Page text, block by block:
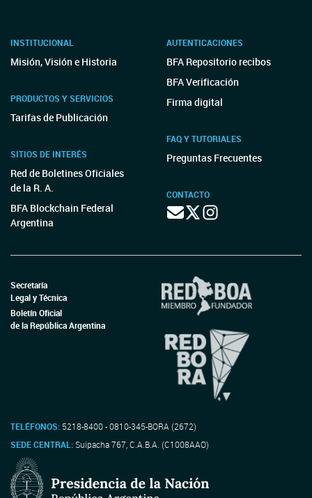
INSTITUCIONAL
Misión, Visión e Historia
PRODUCTOS Y SERVICIOS
Tarifas de Publicación
SITIOS DE INTERÉS
Red de Boletines Oficiales
de la R. A.
BFA Blockchain Federal
Argentina
AUTENTICACIONES
BFA Repositorio recibos
BFA Verificación
Firma digital
FAQ Y TUTORIALES
Preguntas Frecuentes
CONTACTO
Secretaría
Legal y Técnica
Boletín Oficial
de la República Argentina
TELÉFONOS: 5218-8400 - 0810-345-BORA (2672)
SEDE CENTRAL:Suipacha 767, C.A.B.A. (C1008AAO)